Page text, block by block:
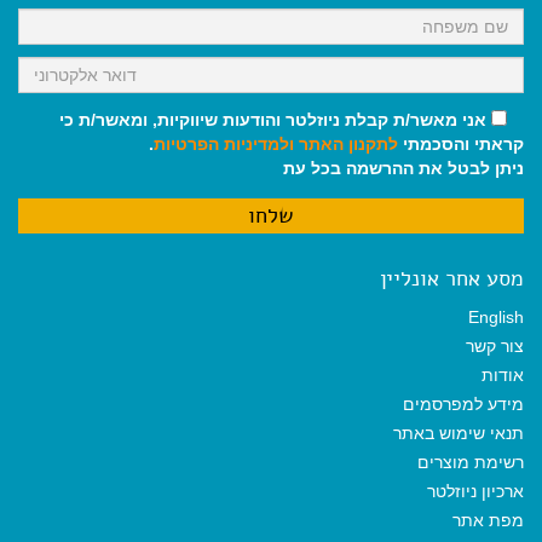
אני מאשר/ת קבלת ניוזלטר והודעות שיווקיות, ומאשר/ת כי
קראתי והסכמתי לתקנון האתר ולמדיניות הפרטיות.
ניתן לבטל את ההרשמה בכל עת
מסע אחר אונליין
English
צור קשר
אודות
מידע למפרסמים
תנאי שימוש באתר
רשימת מוצרים
ארכיון ניוזלטר
מפת אתר